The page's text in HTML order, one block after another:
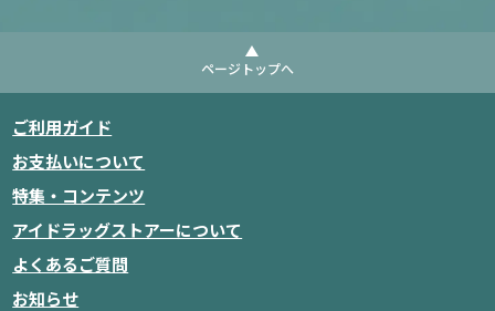
ページトップへ
ご利用ガイド
お支払いについて
特集・コンテンツ
アイドラッグストアーについて
よくあるご質問
お知らせ